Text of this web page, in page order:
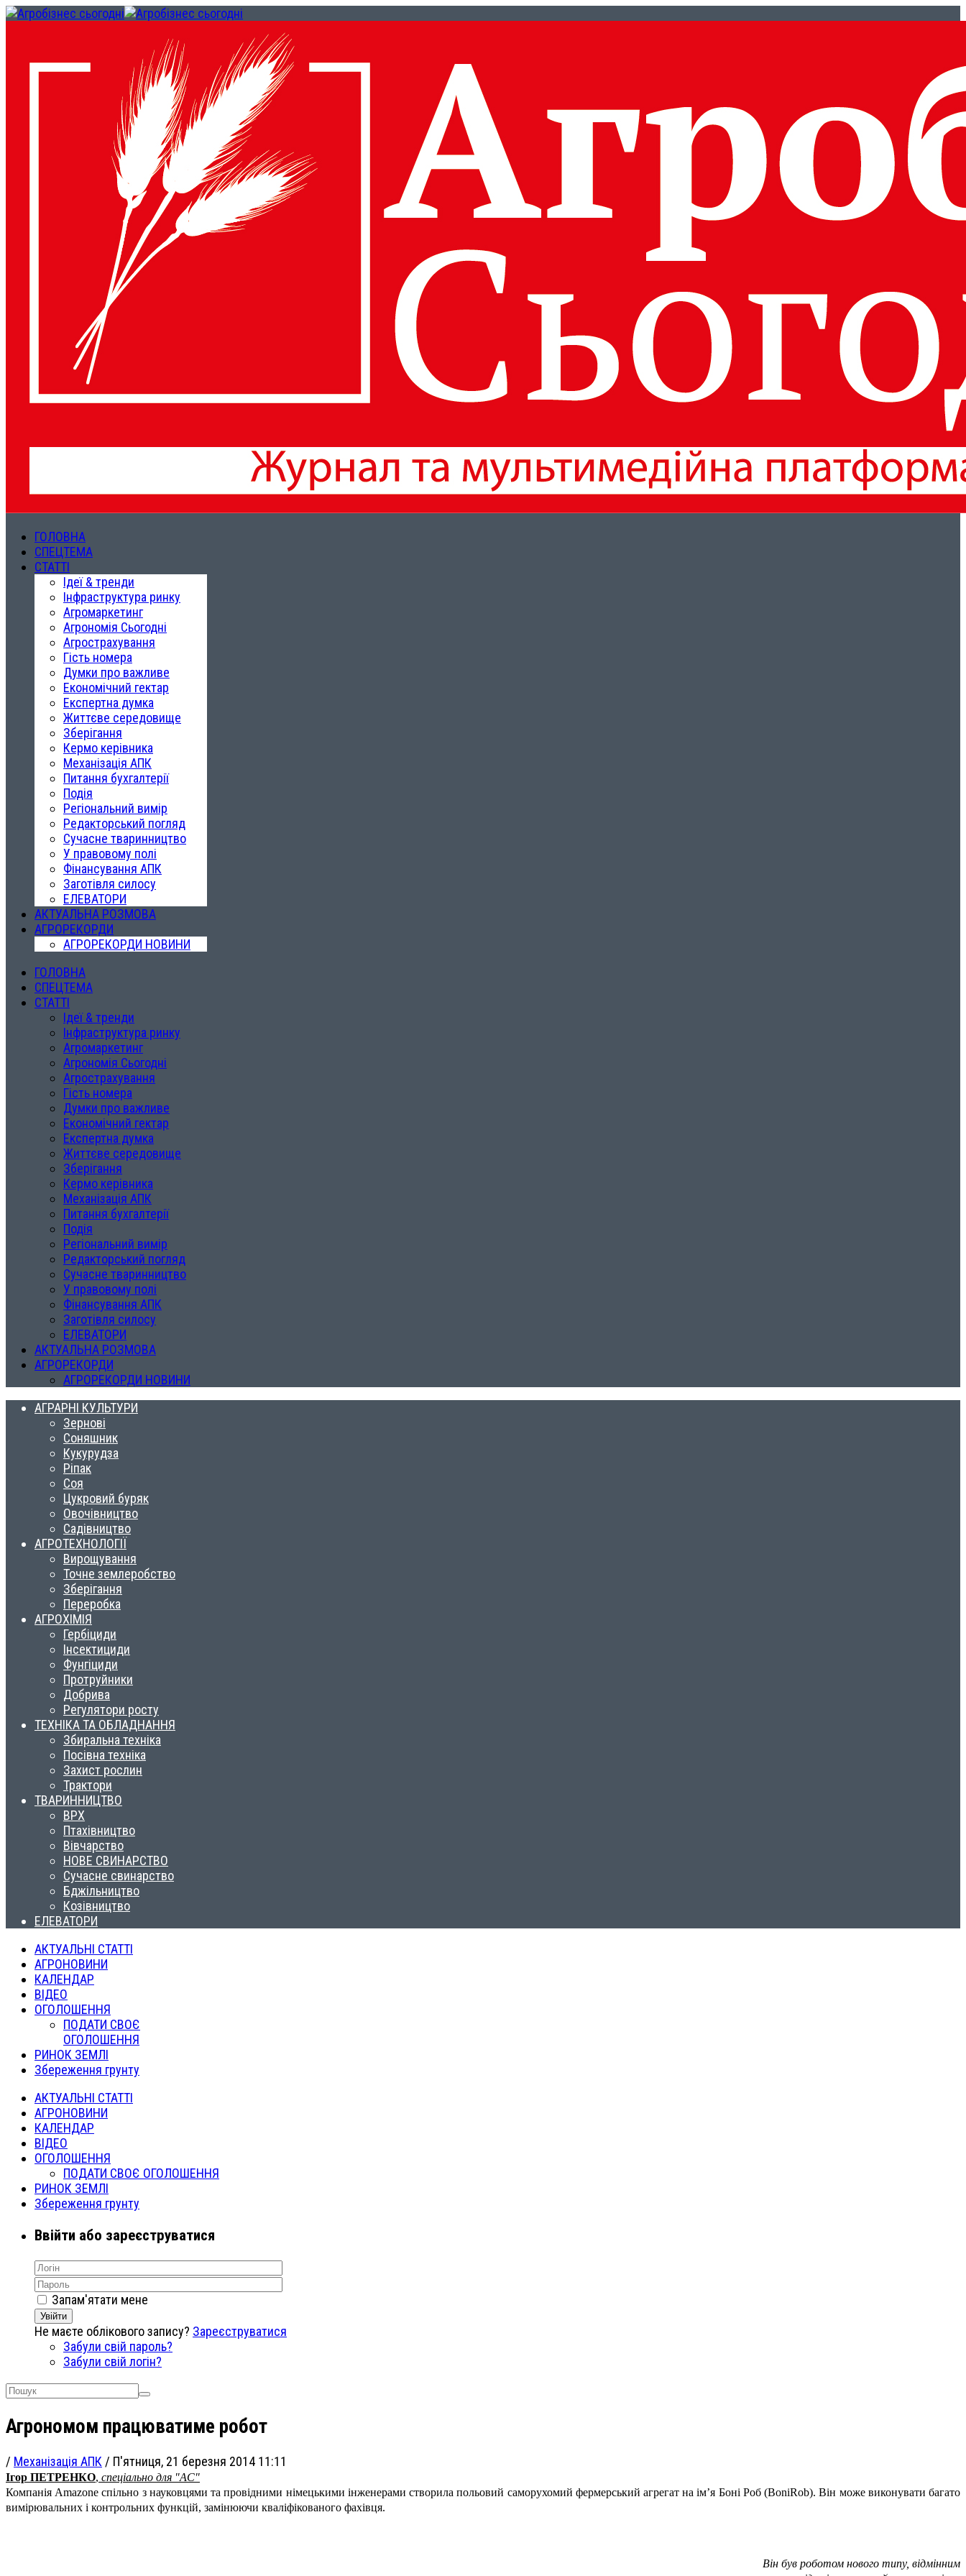
ГОЛОВНА
СПЕЦТЕМА
СТАТТІ
Ідеї & тренди
Інфраструктура ринку
Агромаркетинг
Агрономія Сьогодні
Агрострахування
Гість номера
Думки про важливе
Економічний гектар
Експертна думка
Життєве середовище
Зберігання
Кермо керівника
Механізація АПК
Питання бухгалтерії
Подія
Регіональний вимір
Редакторський погляд
Сучасне тваринництво
У правовому полі
Фінансування АПК
Заготівля силосу
ЕЛЕВАТОРИ
АКТУАЛЬНА РОЗМОВА
АГРОРЕКОРДИ
АГРОРЕКОРДИ НОВИНИ
ГОЛОВНА
СПЕЦТЕМА
СТАТТІ
Ідеї & тренди
Інфраструктура ринку
Агромаркетинг
Агрономія Сьогодні
Агрострахування
Гість номера
Думки про важливе
Економічний гектар
Експертна думка
Життєве середовище
Зберігання
Кермо керівника
Механізація АПК
Питання бухгалтерії
Подія
Регіональний вимір
Редакторський погляд
Сучасне тваринництво
У правовому полі
Фінансування АПК
Заготівля силосу
ЕЛЕВАТОРИ
АКТУАЛЬНА РОЗМОВА
АГРОРЕКОРДИ
АГРОРЕКОРДИ НОВИНИ
АГРАРНІ КУЛЬТУРИ
Зернові
Соняшник
Кукурудза
Ріпак
Соя
Цукровий буряк
Овочівництво
Садівництво
АГРОТЕХНОЛОГІЇ
Вирощування
Точне землеробство
Зберігання
Переробка
АГРОХІМІЯ
Гербіциди
Інсектициди
Фунгіциди
Протруйники
Добрива
Регулятори росту
ТЕХНІКА ТА ОБЛАДНАННЯ
Збиральна техніка
Посівна техніка
Захист рослин
Трактори
ТВАРИННИЦТВО
ВРХ
Птахівництво
Вівчарство
НОВЕ СВИНАРСТВО
Сучасне свинарство
Бджільництво
Козівництво
ЕЛЕВАТОРИ
АКТУАЛЬНІ СТАТТІ
АГРОНОВИНИ
КАЛЕНДАР
ВІДЕО
ОГОЛОШЕННЯ
ПОДАТИ СВОЄ
ОГОЛОШЕННЯ
РИНОК ЗЕМЛІ
Збереження грунту
АКТУАЛЬНІ СТАТТІ
АГРОНОВИНИ
КАЛЕНДАР
ВІДЕО
ОГОЛОШЕННЯ
ПОДАТИ СВОЄ ОГОЛОШЕННЯ
РИНОК ЗЕМЛІ
Збереження грунту
Ввійти або зареєструватися
Запам'ятати мене
Увійти
Не маєте облікового запису? Зареєструватися
Забули свій пароль?
Забули свій логін?
Агрономом працюватиме робот
/ Механізація АПК / П'ятниця, 21 березня 2014 11:11
Ігор ПЕТРЕНКО, спеціально для "АС"
Компанія Amazone спільно з науковцями та провідними німецькими інженерами створила польовий саморухомий фермерський агрегат на ім’я Боні Роб (BoniRob). Він може виконувати багато
вимірювальних і контрольних функцій, замінюючи кваліфікованого фахівця.
Він був роботом нового типу, відмінним